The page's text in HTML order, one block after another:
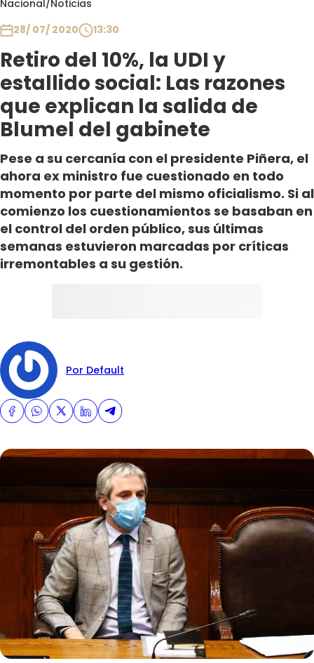
Nacional/Noticias
28/ 07/ 2020
13:30
Retiro del 10%, la UDI y
estallido social: Las razones
que explican la salida de
Blumel del gabinete
Pese a su cercanía con el presidente Piñera, el
ahora ex ministro fue cuestionado en todo
momento por parte del mismo oficialismo. Si al
comienzo los cuestionamientos se basaban en
el control del orden público, sus últimas
semanas estuvieron marcadas por críticas
irremontables a su gestión.
Por Default
Club De La Comedia
Contigo en Directo
Plan Perfecto
El Tiempo
Sabingo
Todos Los Programas